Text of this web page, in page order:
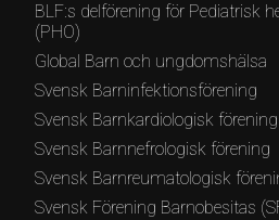
BLF:s delförening för Pediatrisk
(PHO)
Global Barn och ungdomshälsa
Svensk Barninfektionsförening
Svensk Barnkardiologisk förening
Svensk Barnnefrologisk förening
Svensk Barnreumatologisk
Svensk Förening Barnobesitas